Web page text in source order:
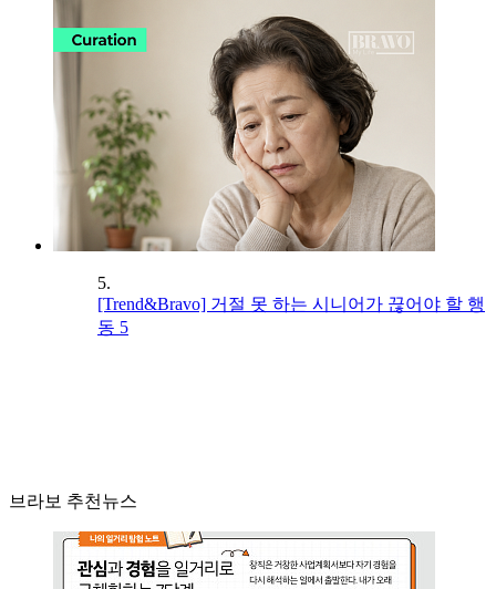
5.
[Trend&Bravo] 거절 못 하는 시니어가 끊어야 할 행
동 5
브라보 추천뉴스